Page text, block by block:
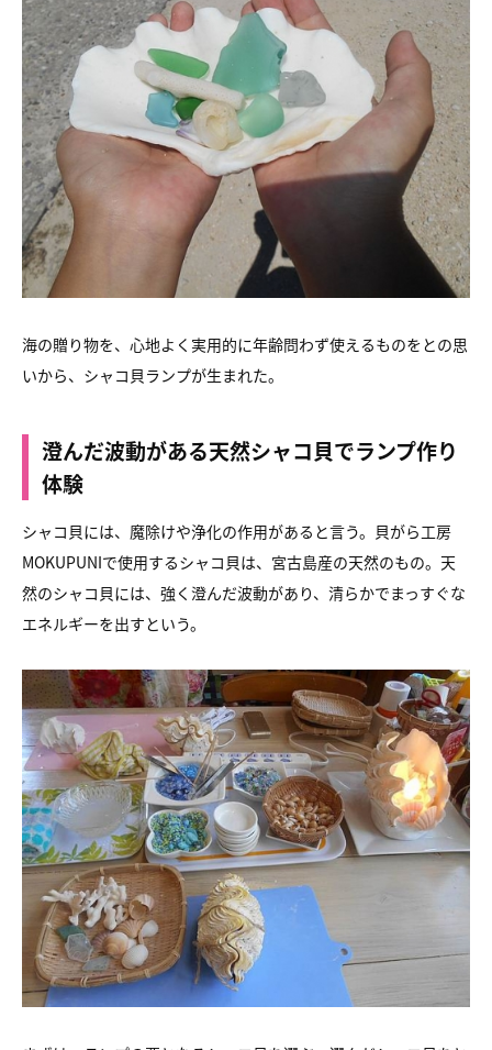
海の贈り物を、心地よく実用的に年齢問わず使えるものをとの思
いから、 シャコ貝ランプが生まれた。
澄んだ波動がある天然シャコ貝でランプ作り
体験
シャコ貝には、魔除けや浄化の作用があると言う。 貝がら工房
MOKUPUNIで使用するシャコ貝は、 宮古島産の天然のもの。 天
然のシャコ貝には、強く澄んだ波動があり、 清らかでまっすぐな
エネルギーを出すという。